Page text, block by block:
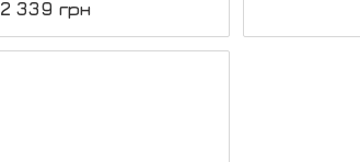
2 339 грн